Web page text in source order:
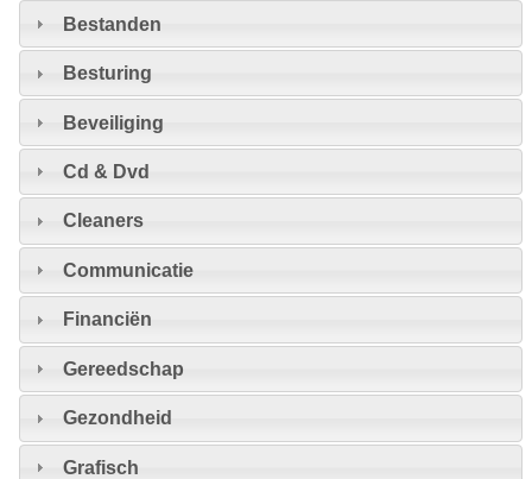
Bestanden
Besturing
Beveiliging
Cd & Dvd
Cleaners
Communicatie
Financiën
Gereedschap
Gezondheid
Grafisch